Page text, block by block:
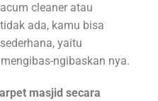
cleaner atau
ada, kamu bisa
yaitu
ngibaskan nya.
masjid secara